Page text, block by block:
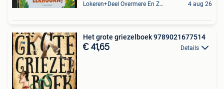
Lokeren+Deel Overmere En Zele 4 aug 26
Het grote griezelboek 9789021677514
€ 41,65 Details